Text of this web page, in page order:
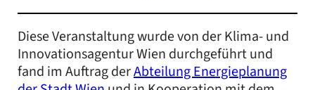
Diese Veranstaltung wurde von der Klima- und
Innovationsagentur Wien durchgeführt und
fand im Auftrag derAbteilung Energieplanung